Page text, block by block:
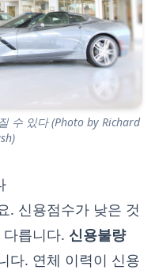
수 있다 (Photo by Richard
. 신용점수가 낮은 것
릅니다. 신용불량
다. 연체 이력이 신용